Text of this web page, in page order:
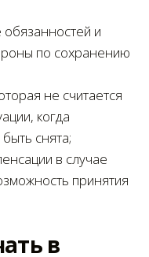
и
по сохранению
не считается
когда
снята;
в случае
принятия
в